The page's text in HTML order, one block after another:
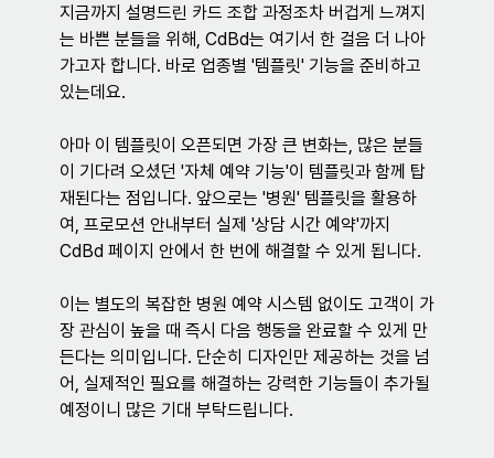
지금까지 설명드린 카드 조합 과정조차 버겁게 느껴지
는 바쁜 분들을 위해, CdBd는 여기서 한 걸음 더 나아
가고자 합니다. 바로 업종별 '템플릿' 기능을 준비하고
있는데요.
아마 이 템플릿이 오픈되면 가장 큰 변화는, 많은 분들
이 기다려 오셨던 '자체 예약 기능'이 템플릿과 함께 탑
재된다는 점입니다. 앞으로는 '병원' 템플릿을 활용하
여, 프로모션 안내부터 실제 '상담 시간 예약'까지
CdBd 페이지 안에서 한 번에 해결할 수 있게 됩니다.
이는 별도의 복잡한 병원 예약 시스템 없이도 고객이 가
장 관심이 높을 때 즉시 다음 행동을 완료할 수 있게 만
든다는 의미입니다. 단순히 디자인만 제공하는 것을 넘
어, 실제적인 필요를 해결하는 강력한 기능들이 추가될
예정이니 많은 기대 부탁드립니다.